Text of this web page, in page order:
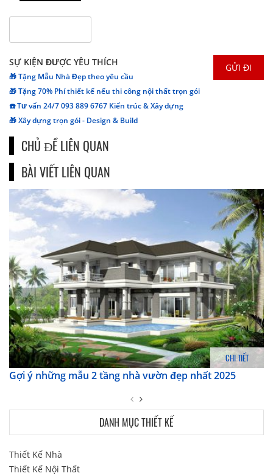
SỰ KIỆN ĐƯỢC YÊU THÍCH
🎁 Tặng Mẫu Nhà Đẹp theo yêu cầu
🎁 Tặng 70% Phí thiết kế nếu thi công nội thất trọn gói
☎️ Tư vấn 24/7 093 889 6767 Kiến trúc & Xây dựng
🎁 Xây dựng trọn gói - Design & Build
CHỦ ĐỀ LIÊN QUAN
BÀI VIẾT LIÊN QUAN
CHI TIẾT
Gợi ý những mẫu 2 tầng nhà vườn đẹp nhất 2025
DANH MỤC THIẾT KẾ
Thiết Kế Nhà
Thiết Kế Nội Thất